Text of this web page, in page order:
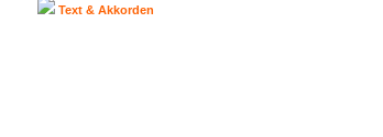
Text & Akkorden